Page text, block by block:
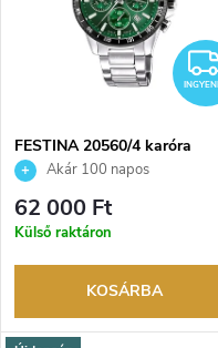
e
k
r
e
é
k
e
FESTINA 20560/4 karóra
Akár 100 napos
visszaküldési lehetőség.
márkakereskedő.
62 000 Ft
Külső raktáron
KOSÁRBA